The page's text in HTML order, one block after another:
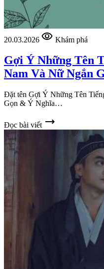
20.03.2026 visibility Khám phá
Gợi Ý Những Tên
Nam Và Nữ Ngắn
Đặt tên Gợi Ý Những Tên
Gọn & Ý Nghĩa…
Đọc bài viết trending_flat